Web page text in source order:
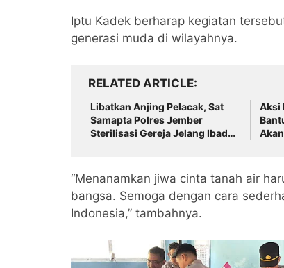
Iptu Kadek berharap kegiatan
generasi muda di wilayahnya.
RELATED ARTICLE
Libatkan Anjing Pelacak, Sat
Samapta Polres Jember
Sterilisasi Gereja Jelang Ibadah
Aksi
“Menanamkan jiwa cinta tanah air
bangsa. Semoga dengan cara
Indonesia,” tambahnya.